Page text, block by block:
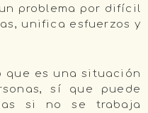
problema por difícil
unifica esfuerzos y
que es una situación
sí que puede
si no se trabaja